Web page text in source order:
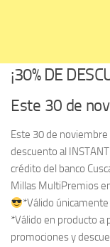
¡30% DE
Este 30 de
Este 30 de
descuento al
crédito del banco
Millas MultiPremios
*Válido
*Válido en producto a
promociones y